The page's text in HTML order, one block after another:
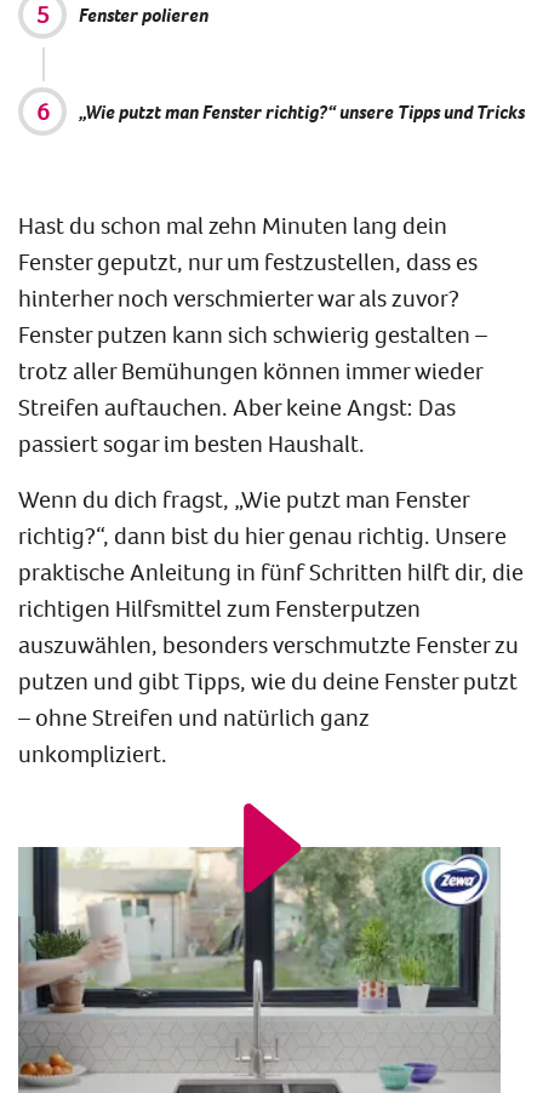
Fenster polieren
„Wie putzt man Fenster richtig?“ unsere Tipps und Tricks
Hast du schon mal zehn Minuten lang dein
Fenster geputzt, nur um festzustellen, dass es
hinterher noch verschmierter war als zuvor?
Fenster putzen kann sich schwierig gestalten –
trotz aller Bemühungen können immer wieder
Streifen auftauchen. Aber keine Angst: Das
passiert sogar im besten Haushalt.
Wenn du dich fragst, „Wie putzt man Fenster
richtig?“, dann bist du hier genau richtig. Unsere
praktische Anleitung in fünf Schritten hilft dir, die
richtigen Hilfsmittel zum Fensterputzen
auszuwählen, besonders verschmutzte Fenster zu
putzen und gibt Tipps, wie du deine Fenster putzt
– ohne Streifen und natürlich ganz
unkompliziert.